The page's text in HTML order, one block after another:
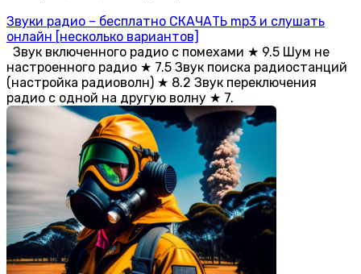
Звуки радио – бесплатно СКАЧАТЬ mp3 и слушать
онлайн [несколько вариантов]
Звук включенного радио с помехами ★ 9.5 Шум не
настроенного радио ★ 7.5 Звук поиска радиостанций
(настройка радиоволн) ★ 8.2 Звук переключения
радио с одной на другую волну ★ 7.